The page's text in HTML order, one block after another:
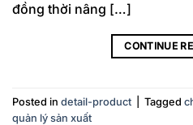
đồng thời nâng […]
CONTINUE
Posted in detail-product Tagged
quản lý sản xuất